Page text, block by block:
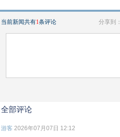
当前新闻共有1条评论 分享到：
全部评论
游客 2026年07月07日 12:12